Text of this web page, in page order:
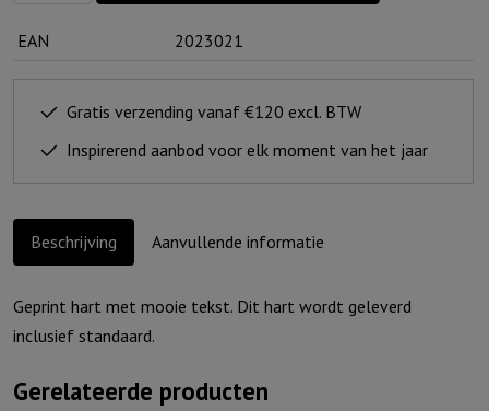
ZW
stralen..
EAN 2023021
Gratis verzending vanaf €120 excl. BTW
Inspirerend aanbod voor elk moment van het jaar
Beschrijving Aanvullende informatie
Geprint hart met mooie tekst. Dit hart wordt geleverd
inclusief standaard.
Gerelateerde producten